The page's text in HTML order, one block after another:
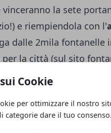
Cookie
per ottimizzare il nostro
categorie dare il tuo consenso.
la sete
e riempiendola con l'
dalle 2mila fontanelle
la città (sul sito
La ecowater
Progetto Cultura,
delle bottigliette di
in tutte le librerie dei